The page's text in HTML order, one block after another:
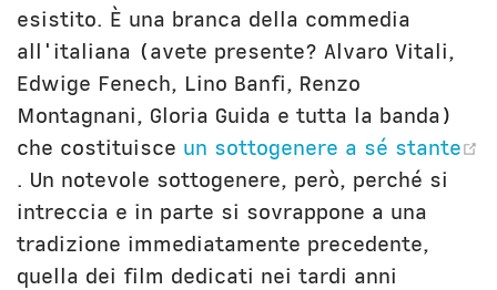
esistito. È una branca della commedia
all'italiana (avete presente? Alvaro Vitali,
Edwige Fenech, Lino Banfi, Renzo
Montagnani, Gloria Guida e tutta la banda)
che costituisce un sottogenere a sé stante
(opens new window)
. Un notevole sottogenere, però, perché si
intreccia e in parte si sovrappone a una
tradizione immediatamente precedente,
quella dei film dedicati nei tardi anni